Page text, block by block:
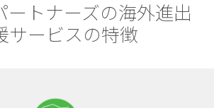
ートナーズの海外進出
サービスの特徴